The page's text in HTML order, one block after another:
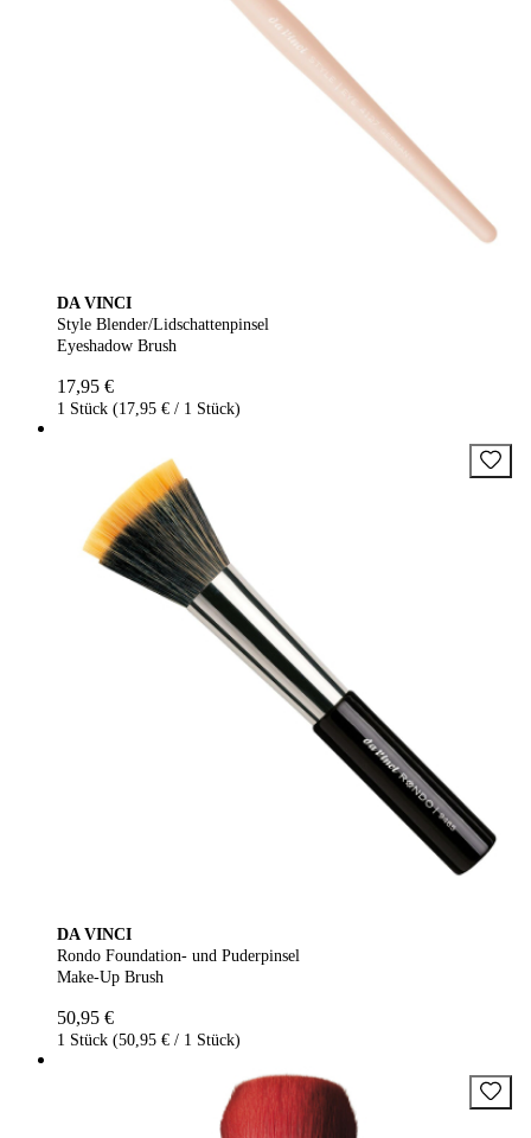
DA VINCI
Style Blender/Lidschattenpinsel
Eyeshadow Brush
17,95 €
1 Stück (17,95 € / 1 Stück)
DA VINCI
Rondo Foundation- und Puderpinsel
Make-Up Brush
50,95 €
1 Stück (50,95 € / 1 Stück)